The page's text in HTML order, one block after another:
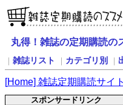
丸得！雑誌の定期購読の
雑誌リスト カテゴリ別
[Home] 雑誌定期購読サイト
スポンサードリンク